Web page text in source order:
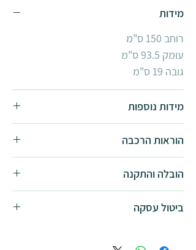
מידות
רוחב 150 ס"מ
עומק 93.5 ס"מ
גובה 19 ס"מ
מידות נוספות
הוראות הרכבה
הובלה והתקנה
התקנה על משטח\חיפוי מיוחד ו\או אביזרי
ביטול עסקה